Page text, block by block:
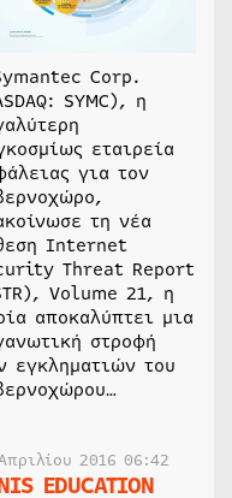
Corp.
SYMC), η
εταιρεία
για τον
τη νέα
Internet
Threat Report
Volume 21, η
αποκαλύπτει μια
στροφή
εγκληματιών του
2016 06:42
EDUCATION